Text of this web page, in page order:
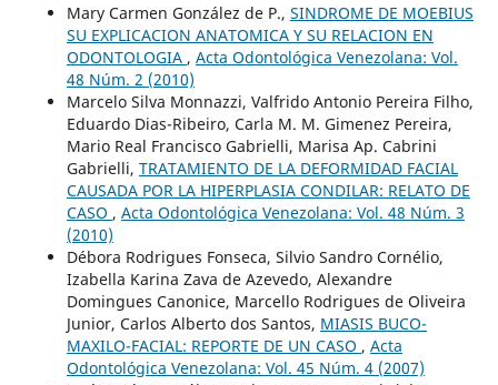
Mary Carmen González de P., SINDROME DE MOEBIUS
SU EXPLICACION ANATOMICA Y SU RELACION EN
ODONTOLOGIA , Acta Odontológica Venezolana: Vol.
48 Núm. 2 (2010)
Marcelo Silva Monnazzi, Valfrido Antonio Pereira Filho,
Eduardo Dias-Ribeiro, Carla M. M. Gimenez Pereira,
Mario Real Francisco Gabrielli, Marisa Ap. Cabrini
Gabrielli, TRATAMIENTO DE LA DEFORMIDAD FACIAL
CAUSADA POR LA HIPERPLASIA CONDILAR: RELATO DE
CASO , Acta Odontológica Venezolana: Vol. 48 Núm. 3
(2010)
Débora Rodrigues Fonseca, Silvio Sandro Cornélio,
Izabella Karina Zava de Azevedo, Alexandre
Domingues Canonice, Marcello Rodrigues de Oliveira
Junior, Carlos Alberto dos Santos, MIASIS BUCO-
MAXILO-FACIAL: REPORTE DE UN CASO , Acta
Odontológica Venezolana: Vol. 45 Núm. 4 (2007)